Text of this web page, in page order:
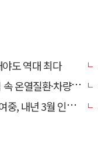
도 역대 최다
량 방치사고 주의보
월 인근 학교와 통합